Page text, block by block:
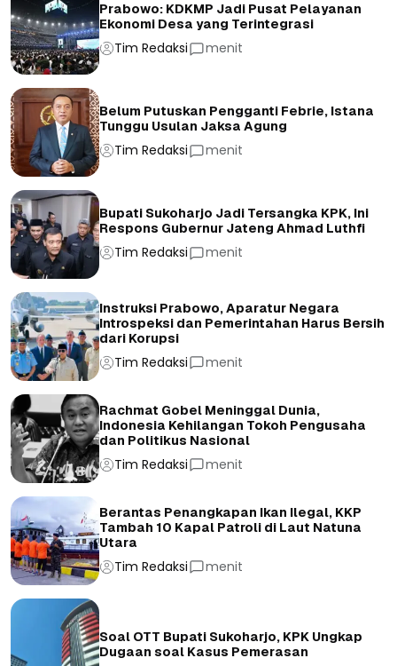
Prabowo: KDKMP Jadi Pusat Pelayanan
Ekonomi Desa yang Terintegrasi
Tim Redaksi menit
Belum Putuskan Pengganti Febrie, Istana
Tunggu Usulan Jaksa Agung
Tim Redaksi menit
Bupati Sukoharjo Jadi Tersangka KPK, Ini
Respons Gubernur Jateng Ahmad Luthfi
Tim Redaksi menit
Instruksi Prabowo, Aparatur Negara
Introspeksi dan Pemerintahan Harus Bersih
dari Korupsi
Tim Redaksi menit
Rachmat Gobel Meninggal Dunia,
Indonesia Kehilangan Tokoh Pengusaha
dan Politikus Nasional
Tim Redaksi menit
Berantas Penangkapan Ikan Ilegal, KKP
Tambah 10 Kapal Patroli di Laut Natuna
Utara
Tim Redaksi menit
Soal OTT Bupati Sukoharjo, KPK Ungkap
Dugaan soal Kasus Pemerasan